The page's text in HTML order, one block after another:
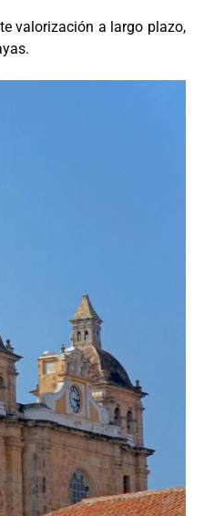
valorización a largo plazo,